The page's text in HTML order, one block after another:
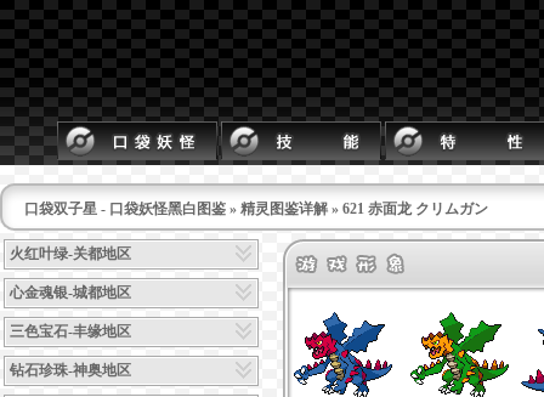
口袋双子星 - 口袋妖怪黑白图鉴 » 精灵图鉴详解 » 621 赤面龙 クリムガン
火红叶绿-关都地区
心金魂银-城都地区
三色宝石-丰缘地区
钻石珍珠-神奥地区